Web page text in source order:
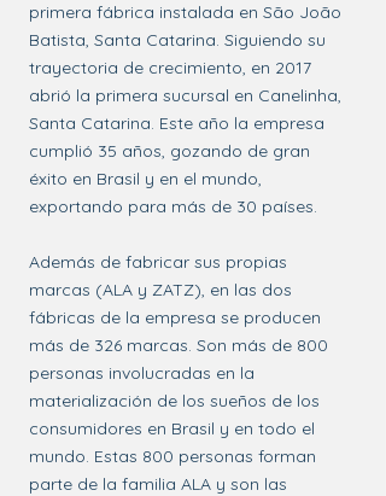
primera fábrica instalada en São João
Batista, Santa Catarina. Siguiendo su
trayectoria de crecimiento, en 2017
abrió la primera sucursal en Canelinha,
Santa Catarina. Este año la empresa
cumplió 35 años, gozando de gran
éxito en Brasil y en el mundo,
exportando para más de 30 países.
Además de fabricar sus propias
marcas (ALA y ZATZ), en las dos
fábricas de la empresa se producen
más de 326 marcas. Son más de 800
personas involucradas en la
materialización de los sueños de los
consumidores en Brasil y en todo el
mundo. Estas 800 personas forman
parte de la familia ALA y son las